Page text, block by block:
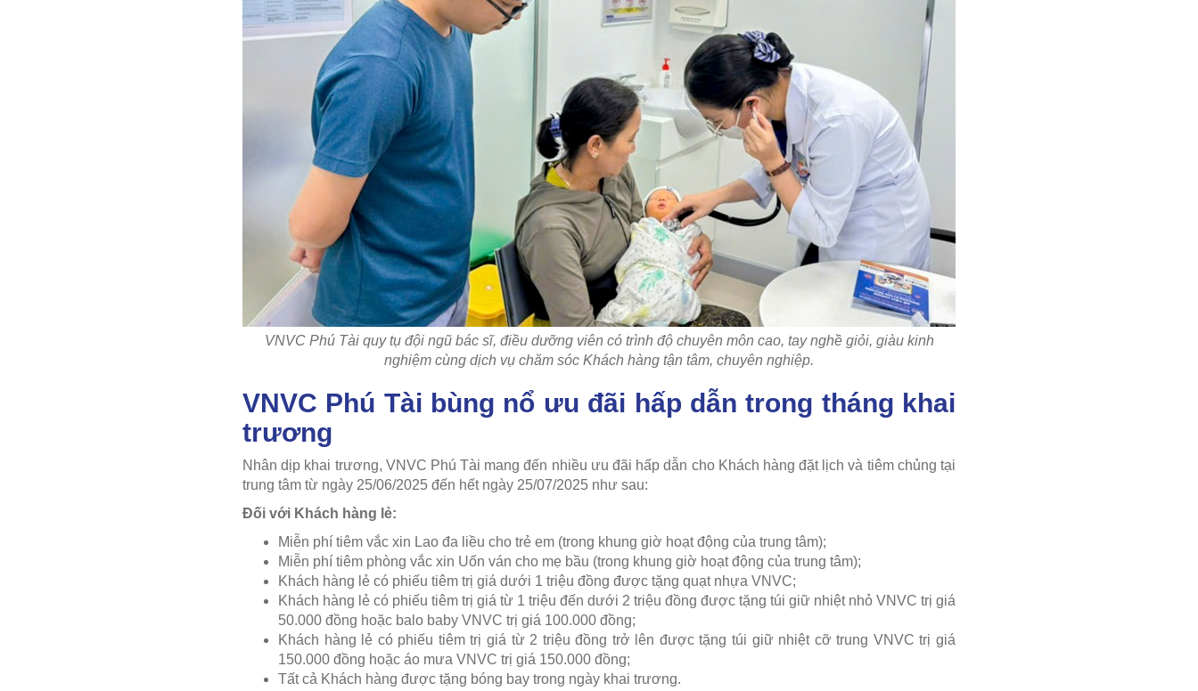
VNVC Phú Tài quy tụ đội ngũ bác sĩ, điều dưỡng viên có trình độ chuyên môn cao, tay nghề giỏi, giàu kinh
nghiệm cùng dịch vụ chăm sóc Khách hàng tận tâm, chuyên nghiệp.
VNVC Phú Tài bùng nổ ưu đãi hấp dẫn trong tháng khai
trương
Nhân dịp khai trương, VNVC Phú Tài mang đến nhiều ưu đãi hấp dẫn cho Khách hàng đặt lịch và tiêm chủng tại
trung tâm từ ngày 25/06/2025 đến hết ngày 25/07/2025 như sau:
Đối với Khách hàng lẻ:
Miễn phí tiêm vắc xin Lao đa liều cho trẻ em (trong khung giờ hoạt động của trung tâm);
Miễn phí tiêm phòng vắc xin Uốn ván cho mẹ bầu (trong khung giờ hoạt động của trung tâm);
Khách hàng lẻ có phiếu tiêm trị giá dưới 1 triệu đồng được tặng quạt nhựa VNVC;
Khách hàng lẻ có phiếu tiêm trị giá từ 1 triệu đến dưới 2 triệu đồng được tặng túi giữ nhiệt nhỏ VNVC trị giá
50.000 đồng hoặc balo baby VNVC trị giá 100.000 đồng;
Khách hàng lẻ có phiếu tiêm trị giá từ 2 triệu đồng trở lên được tặng túi giữ nhiệt cỡ trung VNVC trị giá
150.000 đồng hoặc áo mưa VNVC trị giá 150.000 đồng;
Tất cả Khách hàng được tặng bóng bay trong ngày khai trương.